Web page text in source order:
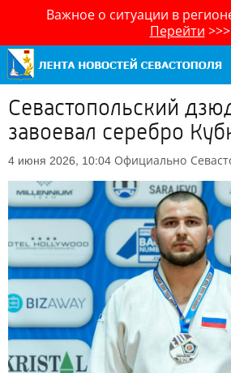
Важное о ситуации в
Перейти >>>
Севастопольский
завоевал серебро
4 июня 2026, 10:04 Официально